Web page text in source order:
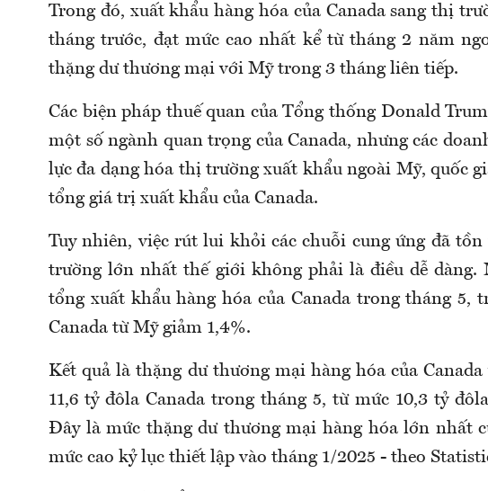
Trong đó, xuất khẩu hàng hóa của Canada sang thị
tháng trước, đạt mức cao nhất kể từ tháng 2 năm
thặng dư thương mại với Mỹ trong 3 tháng liên tiếp.
Các biện pháp thuế quan của Tổng thống Donald
một số ngành quan trọng của Canada, nhưng các
lực đa dạng hóa thị trường xuất khẩu ngoài Mỹ, quốc
tổng giá trị xuất khẩu của Canada.
Tuy nhiên, việc rút lui khỏi các chuỗi cung ứng đã
trường lớn nhất thế giới không phải là điều dễ dàng.
tổng xuất khẩu hàng hóa của Canada trong tháng 5,
Canada từ Mỹ giảm 1,4%.
Kết quả là thặng dư thương mại hàng hóa của
11,6 tỷ đôla Canada trong tháng 5, từ mức 10,3 tỷ
Đây là mức thặng dư thương mại hàng hóa lớn nhất
mức cao kỷ lục thiết lập vào tháng 1/2025 - theo